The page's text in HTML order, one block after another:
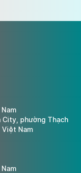
City, phường Thạch
Việt Nam